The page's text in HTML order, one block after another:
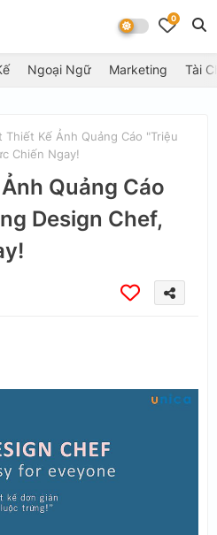
0
Ngoại Ngữ Marketing Tài
Thiết Kế Ảnh Quảng Cáo "Triệu
Chiến Ngay!
Quảng Cáo
Design Chef,